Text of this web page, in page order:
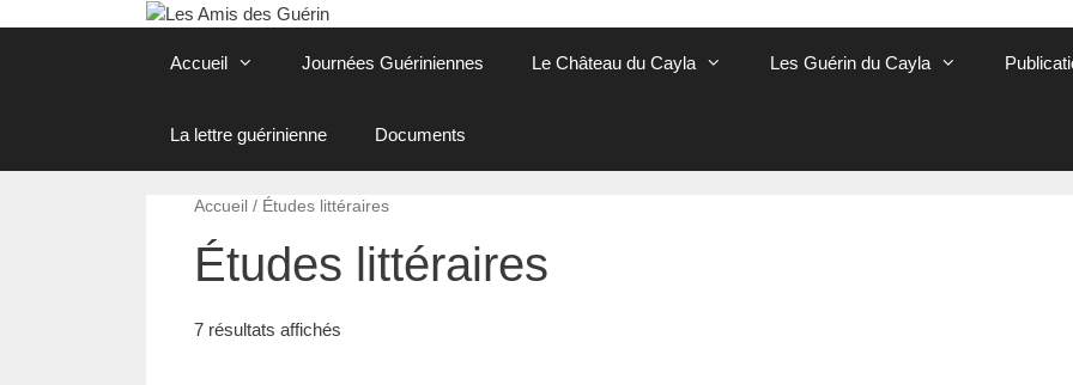
Accueil Journées Guériniennes Le Château du Cayla Les Guérin du Cayla
La lettre guérinienne Documents
Accueil / Études littéraires
Études littéraires
7 résultats affichés